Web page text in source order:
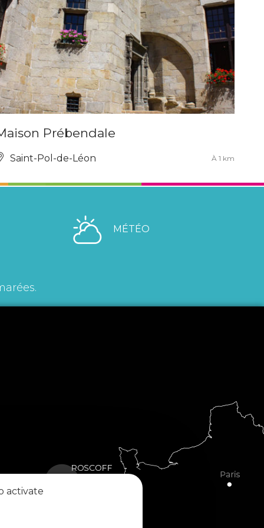
Prébendale
Saint-Pol-de-Léon À 1 km
MÉTÉO
activate